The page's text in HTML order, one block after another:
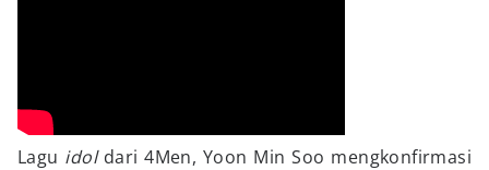
Lagu idoldari 4Men, Yoon Min Soo mengkonfirmasi